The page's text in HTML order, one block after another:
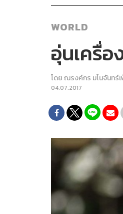
WORLD
อุ่นเครื่อ
โดยณรงค์กร มโนจันทร์
04.07.2017